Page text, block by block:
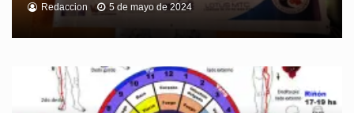
Redaccion 5 de mayo de 2024